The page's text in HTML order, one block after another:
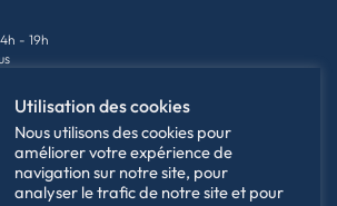
- 19h
Utilisation des cookies
Nous utilisons des cookies pour
améliorer votre expérience de
navigation sur notre site, pour
analyser le trafic de notre site et pour